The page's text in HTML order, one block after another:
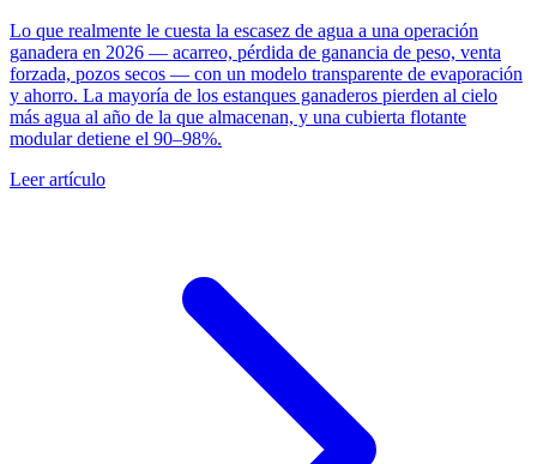
Lo que realmente le cuesta la escasez de agua a una operación
ganadera en 2026 — acarreo, pérdida de ganancia de peso, venta
forzada, pozos secos — con un modelo transparente de evaporación
y ahorro. La mayoría de los estanques ganaderos pierden al cielo
más agua al año de la que almacenan, y una cubierta flotante
modular detiene el 90–98%.
Leer artículo